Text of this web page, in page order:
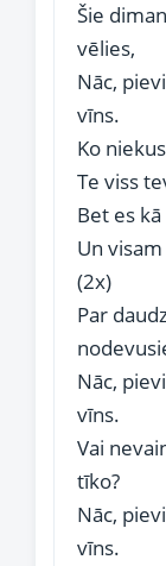
Šie
vēlies,
Nāc,
vīns.
Ko
Te viss
Bet es
Un
(2x)
Par
Nāc,
vīns.
Vai
tīko?
Nāc,
vīns.